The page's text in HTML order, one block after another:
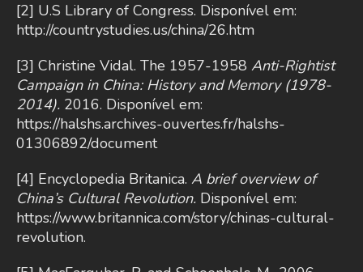
[2] U.S Library of Congress. Disponível em:
http://countrystudies.us/china/26.htm
[3] Christine Vidal. The 1957-1958 Anti-Rightist
Campaign in China: History and Memory (1978-
2014). 2016. Disponível em:
https://halshs.archives-ouvertes.fr/halshs-
01306892/document
[4] Encyclopedia Britanica. A brief overview of
China’s Cultural Revolution. Disponível em:
https://www.britannica.com/story/chinas-cultural-
revolution.